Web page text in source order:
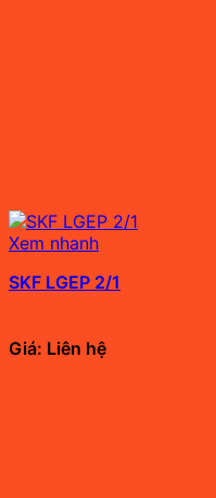
Xem nhanh
SKF LGEP 2/1
Giá: Liên hệ